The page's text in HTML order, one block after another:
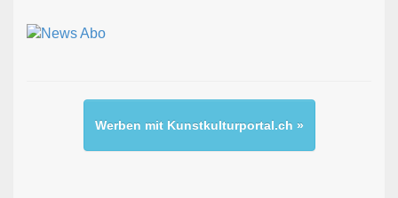
Werben mit Kunstkulturportal.ch »